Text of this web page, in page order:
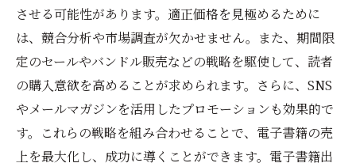
させる可能性があります。適正価格を見極めるために
は、競合分析や市場調査が欠かせません。また、期間限
定のセールやバンドル販売などの戦略を駆使して、読者
の購入意欲を高めることが求められます。さらに、SNS
やメールマガジンを活用したプロモーションも効果的で
す。これらの戦略を組み合わせることで、電子書籍の売
上を最大化し、成功に導くことができます。電子書籍出